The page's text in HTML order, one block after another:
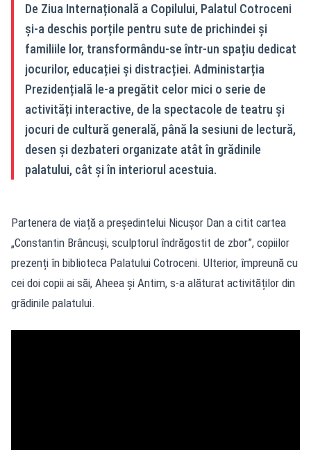
De Ziua Internațională a Copilului, Palatul Cotroceni
și-a deschis porțile pentru sute de prichindei și
familiile lor, transformându-se într-un spațiu dedicat
jocurilor, educației și distracției. Administarția
Prezidențială le-a pregătit celor mici o serie de
activități interactive, de la spectacole de teatru și
jocuri de cultură generală, până la sesiuni de lectură,
desen și dezbateri organizate atât în grădinile
palatului, cât și în interiorul acestuia.
Partenera de viață a președintelui Nicușor Dan a citit cartea
„Constantin Brâncuși, sculptorul îndrăgostit de zbor”, copiilor
prezenți în biblioteca Palatului Cotroceni. Ulterior, împreună cu
cei doi copii ai săi, Aheea și Antim, s-a alăturat activităților din
grădinile palatului.